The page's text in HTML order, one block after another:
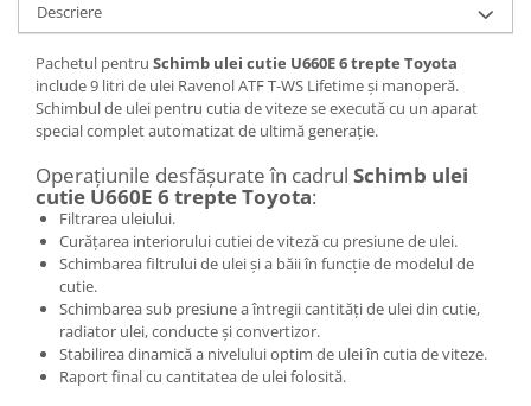
Descriere
Pachetul pentru Schimb ulei cutie U660E 6 trepte Toyota
include 9 litri de ulei Ravenol ATF T-WS Lifetime și manoperă.
Schimbul de ulei pentru cutia de viteze se execută cu un aparat
special complet automatizat de ultimă generație.
Operațiunile desfășurate în cadrul Schimb ulei
cutie U660E 6 trepte Toyota:
Filtrarea uleiului.
Curățarea interiorului cutiei de viteză cu presiune de ulei.
Schimbarea filtrului de ulei și a băii în funcție de modelul de
cutie.
Schimbarea sub presiune a întregii cantități de ulei din cutie,
radiator ulei, conducte și convertizor.
Stabilirea dinamică a nivelului optim de ulei în cutia de viteze.
Raport final cu cantitatea de ulei folosită.